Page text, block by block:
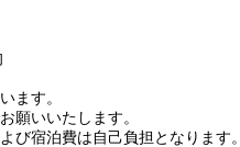
ます。
願いいたします。
び宿泊費は自己負担となります。